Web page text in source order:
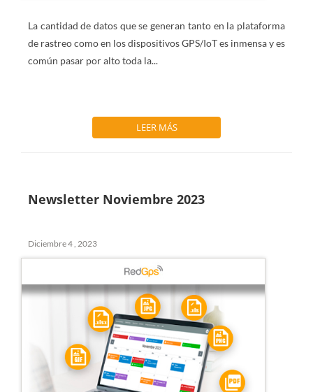
La cantidad de datos que se generan tanto en la plataforma
de rastreo como en los dispositivos GPS/IoT es inmensa y es
común pasar por alto toda la...
LEER MÁS
Newsletter Noviembre 2023
Diciembre 4 , 2023